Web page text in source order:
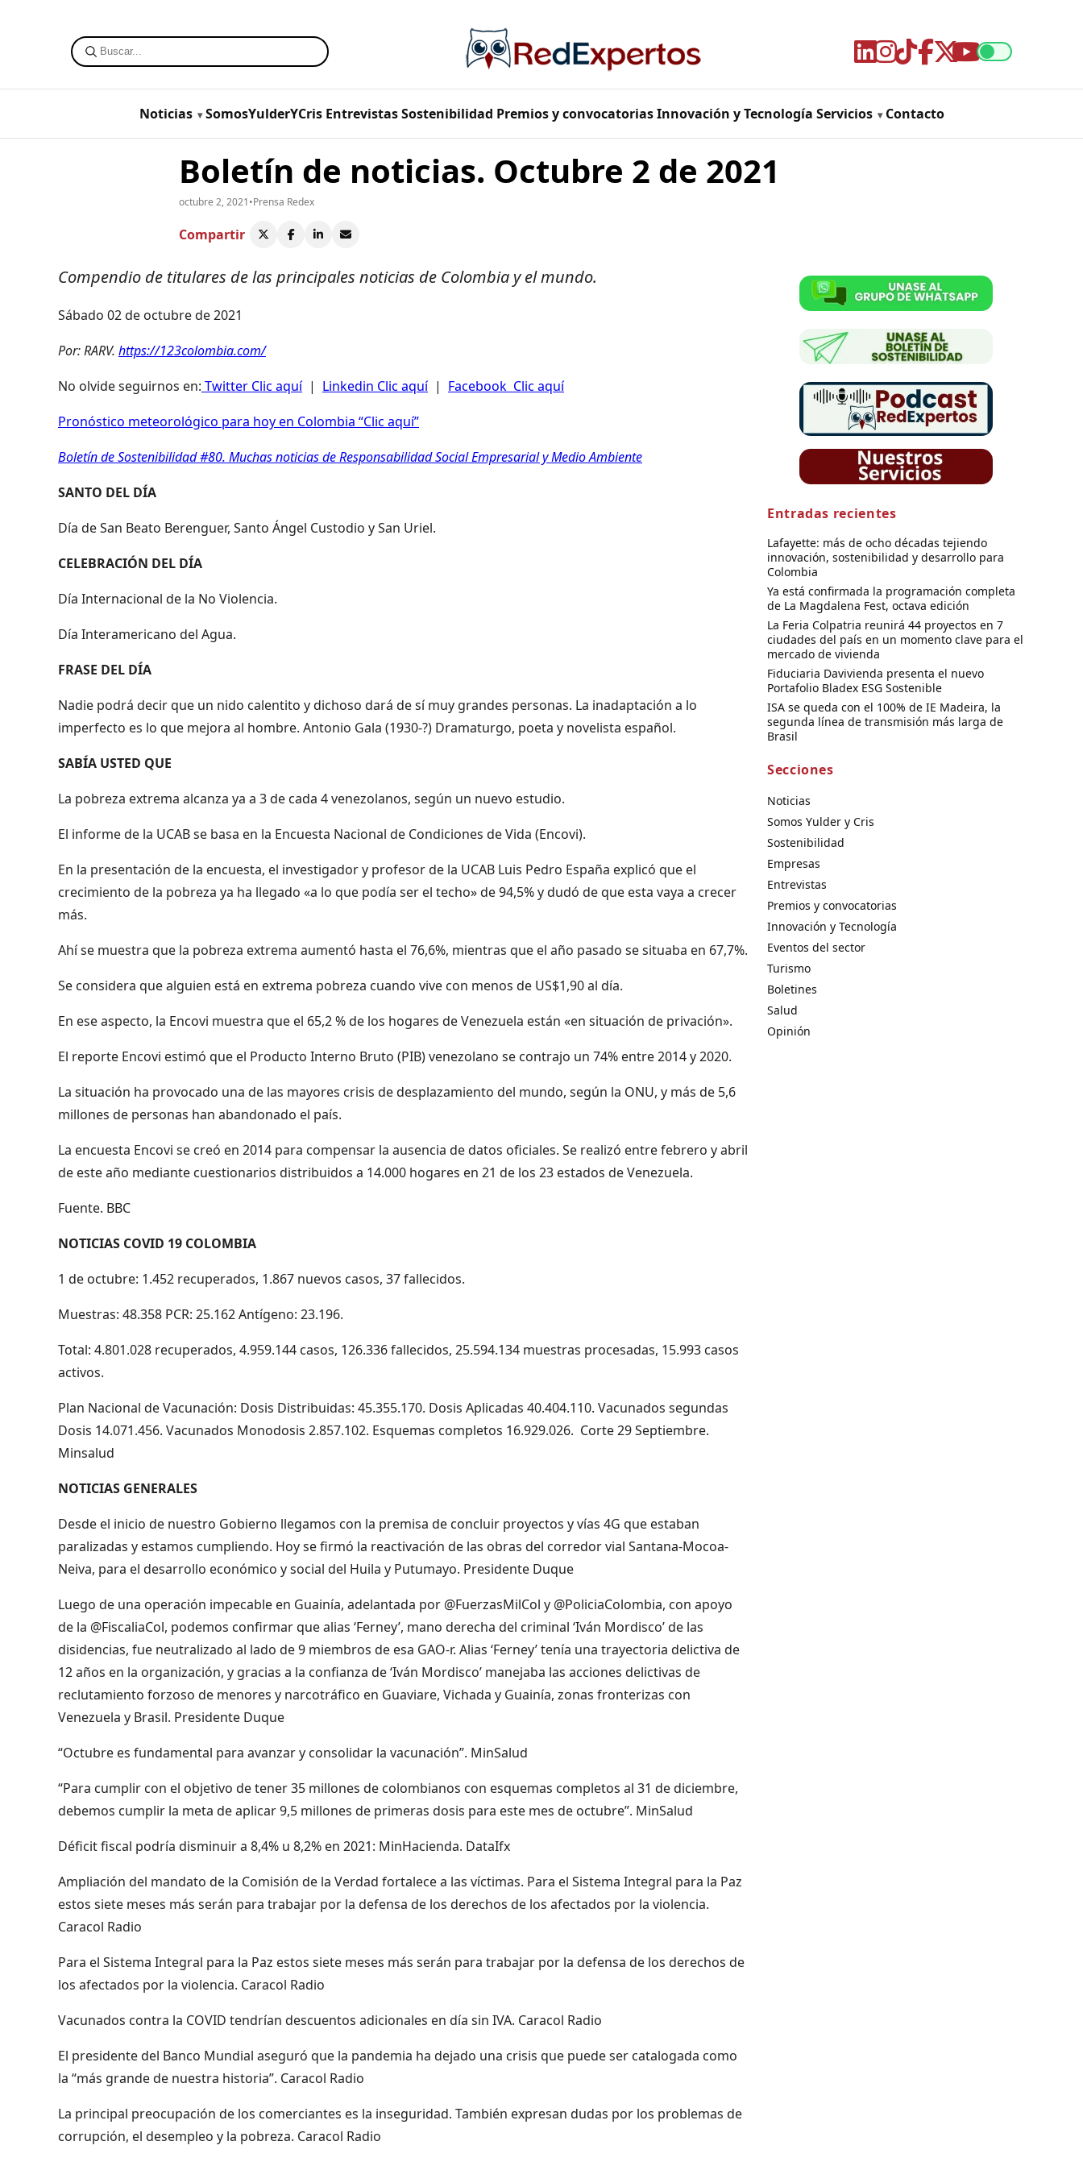
Noticias SomosYulderYCris Entrevistas Sostenibilidad Premios y convocatorias Innovación y Tecnología Servicios Contacto
Boletín de noticias. Octubre 2 de 2021
octubre 2, 2021•Prensa Redex
Compartir
Compendio de titulares de las principales noticias de Colombia y el mundo.
Sábado 02 de octubre de 2021
Por: RARV. https://123colombia.com/
No olvide seguirnos en: Twitter Clic aquí| Linkedin Clic aquí| Facebook Clic aquí
Pronóstico meteorológico para hoy en Colombia “Clic aquí”
Boletín de Sostenibilidad #80. Muchas noticias de Responsabilidad Social Empresarial y Medio Ambiente
SANTO DEL DÍA
Día de San Beato Berenguer, Santo Ángel Custodio y San Uriel.
CELEBRACIÓN DEL DÍA
Día Internacional de la No Violencia.
Día Interamericano del Agua.
FRASE DEL DÍA
Nadie podrá decir que un nido calentito y dichoso dará de sí muy grandes personas. La inadaptación a lo
imperfecto es lo que mejora al hombre. Antonio Gala (1930-?) Dramaturgo, poeta y novelista español.
SABÍA USTED QUE
La pobreza extrema alcanza ya a 3 de cada 4 venezolanos, según un nuevo estudio.
El informe de la UCAB se basa en la Encuesta Nacional de Condiciones de Vida (Encovi).
En la presentación de la encuesta, el investigador y profesor de la UCAB Luis Pedro España explicó que el
crecimiento de la pobreza ya ha llegado «a lo que podía ser el techo» de 94,5% y dudó de que esta vaya a crecer
más.
Ahí se muestra que la pobreza extrema aumentó hasta el 76,6%, mientras que el año pasado se situaba en 67,7%.
Se considera que alguien está en extrema pobreza cuando vive con menos de US$1,90 al día.
En ese aspecto, la Encovi muestra que el 65,2 % de los hogares de Venezuela están «en situación de privación».
El reporte Encovi estimó que el Producto Interno Bruto (PIB) venezolano se contrajo un 74% entre 2014 y 2020.
La situación ha provocado una de las mayores crisis de desplazamiento del mundo, según la ONU, y más de 5,6
millones de personas han abandonado el país.
La encuesta Encovi se creó en 2014 para compensar la ausencia de datos oficiales. Se realizó entre febrero y abril
de este año mediante cuestionarios distribuidos a 14.000 hogares en 21 de los 23 estados de Venezuela.
Fuente. BBC
NOTICIAS COVID 19 COLOMBIA
1 de octubre: 1.452 recuperados, 1.867 nuevos casos, 37 fallecidos.
Muestras: 48.358 PCR: 25.162 Antígeno: 23.196.
Total: 4.801.028 recuperados, 4.959.144 casos, 126.336 fallecidos, 25.594.134 muestras procesadas, 15.993 casos
activos.
Plan Nacional de Vacunación: Dosis Distribuidas: 45.355.170. Dosis Aplicadas 40.404.110. Vacunados segundas
Dosis 14.071.456. Vacunados Monodosis 2.857.102. Esquemas completos 16.929.026. Corte 29 Septiembre.
Minsalud
NOTICIAS GENERALES
Desde el inicio de nuestro Gobierno llegamos con la premisa de concluir proyectos y vías 4G que estaban
paralizadas y estamos cumpliendo. Hoy se firmó la reactivación de las obras del corredor vial Santana-Mocoa-
Neiva, para el desarrollo económico y social del Huila y Putumayo. Presidente Duque
Luego de una operación impecable en Guainía, adelantada por @FuerzasMilCol y @PoliciaColombia, con apoyo
de la @FiscaliaCol, podemos confirmar que alias ‘Ferney’, mano derecha del criminal ‘Iván Mordisco’ de las
disidencias, fue neutralizado al lado de 9 miembros de esa GAO-r. Alias ‘Ferney’ tenía una trayectoria delictiva de
12 años en la organización, y gracias a la confianza de ‘Iván Mordisco’ manejaba las acciones delictivas de
reclutamiento forzoso de menores y narcotráfico en Guaviare, Vichada y Guainía, zonas fronterizas con
Venezuela y Brasil. Presidente Duque
“Octubre es fundamental para avanzar y consolidar la vacunación”. MinSalud
“Para cumplir con el objetivo de tener 35 millones de colombianos con esquemas completos al 31 de diciembre,
debemos cumplir la meta de aplicar 9,5 millones de primeras dosis para este mes de octubre”. MinSalud
Déficit fiscal podría disminuir a 8,4% u 8,2% en 2021: MinHacienda. DataIfx
Ampliación del mandato de la Comisión de la Verdad fortalece a las víctimas. Para el Sistema Integral para la Paz
estos siete meses más serán para trabajar por la defensa de los derechos de los afectados por la violencia.
Caracol Radio
Para el Sistema Integral para la Paz estos siete meses más serán para trabajar por la defensa de los derechos de
los afectados por la violencia. Caracol Radio
Vacunados contra la COVID tendrían descuentos adicionales en día sin IVA. Caracol Radio
El presidente del Banco Mundial aseguró que la pandemia ha dejado una crisis que puede ser catalogada como
la “más grande de nuestra historia”. Caracol Radio
La principal preocupación de los comerciantes es la inseguridad. También expresan dudas por los problemas de
corrupción, el desempleo y la pobreza. Caracol Radio
Entradas recientes
Lafayette: más de ocho décadas tejiendo
innovación, sostenibilidad y desarrollo para
Colombia
Ya está confirmada la programación completa
de La Magdalena Fest, octava edición
La Feria Colpatria reunirá 44 proyectos en 7
ciudades del país en un momento clave para el
mercado de vivienda
Fiduciaria Davivienda presenta el nuevo
Portafolio Bladex ESG Sostenible
ISA se queda con el 100% de IE Madeira, la
segunda línea de transmisión más larga de
Brasil
Secciones
Noticias
Somos Yulder y Cris
Sostenibilidad
Empresas
Entrevistas
Premios y convocatorias
Innovación y Tecnología
Eventos del sector
Turismo
Boletines
Salud
Opinión